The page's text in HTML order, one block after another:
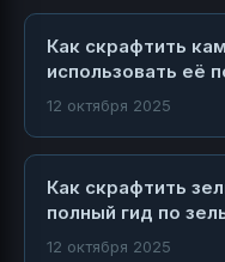
Как скрафтить
использовать её
12 октября 2025
Как скрафтить
полный гид по
12 октября 2025